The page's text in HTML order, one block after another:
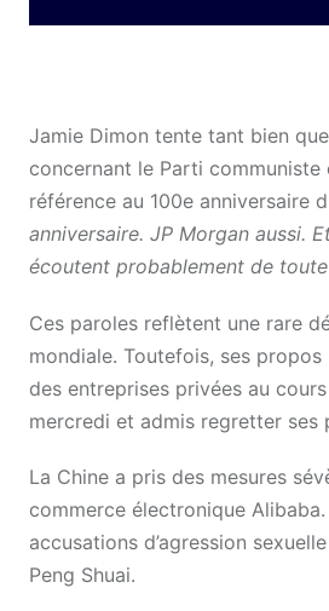
Jamie Dimon tente tant bien
concernant le Parti communiste
référence au 100e anniversaire
anniversaire. JP Morgan aussi.
écoutent probablement de
Ces paroles reflètent une rare
mondiale. Toutefois, ses
des entreprises privées au
mercredi et admis regretter ses
La Chine a pris des mesures
commerce électronique
accusations d’agression
Peng Shuai.